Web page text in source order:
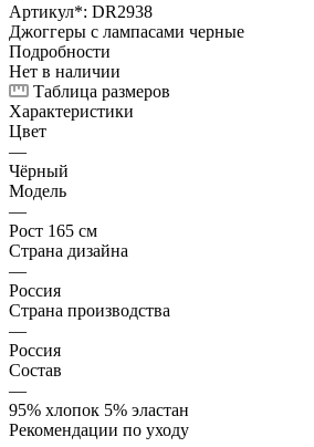
Артикул*: DR2938
Джоггеры с лампасами черные
Подробности
Нет в наличии
Таблица размеров
Характеристики
Цвет
—
Чёрный
Модель
—
Рост 165 см
Страна дизайна
—
Россия
Страна производства
—
Россия
Состав
—
95% хлопок 5% эластан
Рекомендации по уходу